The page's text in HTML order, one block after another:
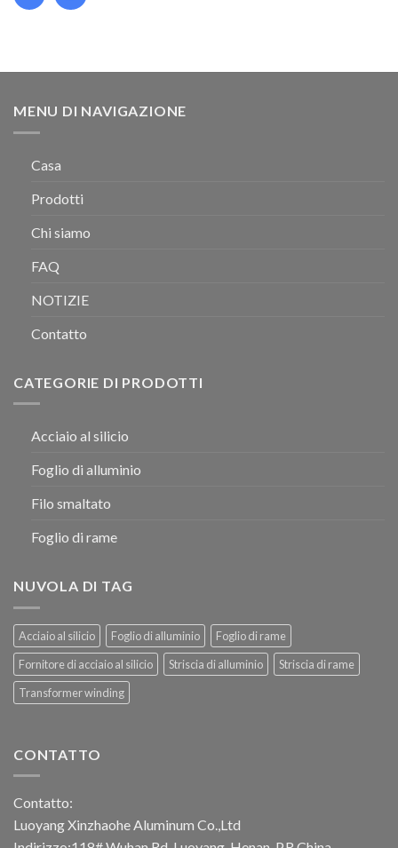
MENU DI NAVIGAZIONE
Casa
Prodotti
Chi siamo
FAQ
NOTIZIE
Contatto
CATEGORIE DI PRODOTTI
Acciaio al silicio
Foglio di alluminio
Filo smaltato
Foglio di rame
NUVOLA DI TAG
Acciaio al silicio Foglio di alluminio
Foglio di rame
Fornitore di acciaio al silicio
Striscia di alluminio
Striscia di rame
Transformer winding
CONTATTO
Contatto:
Luoyang Xinzhaohe Aluminum Co.,Ltd